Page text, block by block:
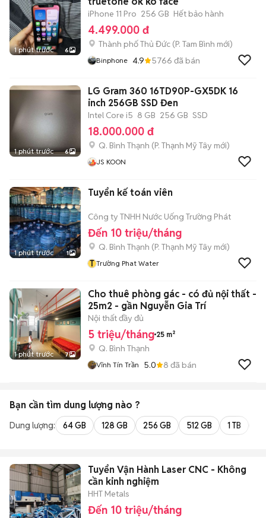
1 phút trước 6
iPhone 11 Pro 256 GB Hết bảo hành
4.499.000 đ
Thành phố Thủ Đức (P. Tam Bình mới)
Binphone 4.9 5766 đã bán
1 phút trước 6
LG Gram 360 16TD90P-GX5DK 16
inch 256GB SSD Đen
Intel Core i5 8 GB 256 GB SSD
18.000.000 đ
Q. Bình Thạnh (P. Thạnh Mỹ Tây mới)
JS KOON
1 phút trước 1
Tuyển kế toán viên
Công ty TNHH Nước Uống Trường Phát
Đến 10 triệu/tháng
Q. Bình Thạnh (P. Thạnh Mỹ Tây mới)
T Trường Phat Water
1 phút trước 7
Cho thuê phòng gác - có đủ nội thất -
25m2 - gần Nguyễn Gia Trí
Nội thất đầy đủ
5 triệu/tháng 25 m²
Q. Bình Thạnh
Vĩnh Tín Trần 5.0 8 đã bán
Bạn cần tìm dung lượng nào ?
Dung lượng: 64 GB 128 GB 256 GB 512 GB 1 TB
Tuyển Vận Hành Laser CNC - Không
cần kinh nghiệm
HHT Metals
Đến 10 triệu/tháng